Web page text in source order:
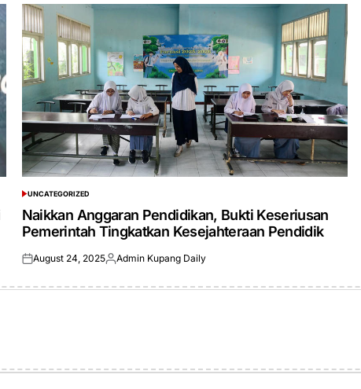
POSTED
IN
UNCATEGORIZED
Naikkan Anggaran Pendidikan, Bukti Keseriusan
Pemerintah Tingkatkan Kesejahteraan Pendidik
Posted
August 24, 2025Posted
Admin Kupang Daily